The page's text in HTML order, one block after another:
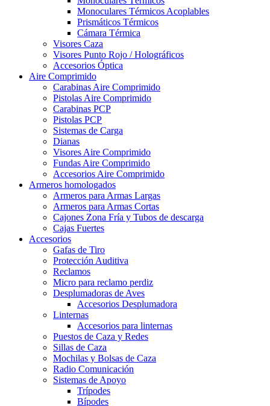
Monoculares Térmicos Acoplables
Prismáticos Térmicos
Cámara Térmica
Visores Caza
Visores Punto Rojo / Holográficos
Accesorios Óptica
Aire Comprimido
Carabinas Aire Comprimido
Pistolas Aire Comprimido
Carabinas PCP
Pistolas PCP
Sistemas de Carga
Dianas
Visores Aire Comprimido
Fundas Aire Comprimido
Accesorios Aire Comprimido
Armeros homologados
Armeros para Armas Largas
Armeros para Armas Cortas
Cajones Zona Fría y Tubos de descarga
Cajas Fuertes
Accesorios
Gafas de Tiro
Protección Auditiva
Reclamos
Micro para reclamo perdiz
Desplumadoras de Aves
Accesorios Desplumadora
Linternas
Accesorios para linternas
Puestos de Caza y Redes
Sillas de Caza
Mochilas y Bolsas de Caza
Radio Comunicación
Sistemas de Apoyo
Trípodes
Bípodes